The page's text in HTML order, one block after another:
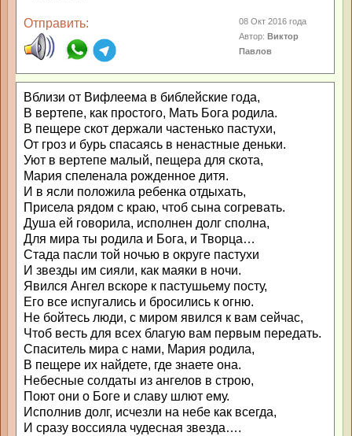
Отправить:
08 Окт 2016 года
Автор:Виктор
Павлов
Вблизи от Вифлеема в библейские года,
В вертепе, как простого, Мать Бога родила.
В пещере скот держали частенько пастухи,
От гроз и бурь спасаясь в ненастные деньки.
Уют в вертепе малый, пещера для скота,
Мария спеленала рожденное дитя.
И в ясли положила ребенка отдыхать,
Присела рядом с краю, чтоб сына согревать.
Душа ей говорила, исполнен долг сполна,
Для мира ты родила и Бога, и Творца…
Стада пасли той ночью в округе пастухи
И звезды им сияли, как маяки в ночи.
Явился Ангел вскоре к пастушьему посту,
Его все испугались и бросились к огню.
Не бойтесь люди, с миром явился к вам сейчас,
Чтоб весть для всех благую вам первым передать.
Спаситель мира с нами, Мария родила,
В пещере их найдете, где знаете она.
Небесные солдаты из ангелов в строю,
Поют они о Боге и славу шлют ему.
Исполнив долг, исчезли на небе как всегда,
И сразу воссияла чудесная звезда….